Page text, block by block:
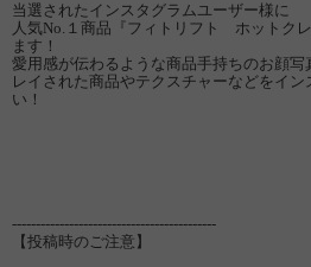
当選されたインスタグラムユーザー様に
人気No.１商品『フィトリフト ホットク
ます！
愛用感が伝わるような商品手持ちのお顔
レイされた商品やテクスチャーなどをイ
い！
-------------------------------------------
【投稿時のご注意】